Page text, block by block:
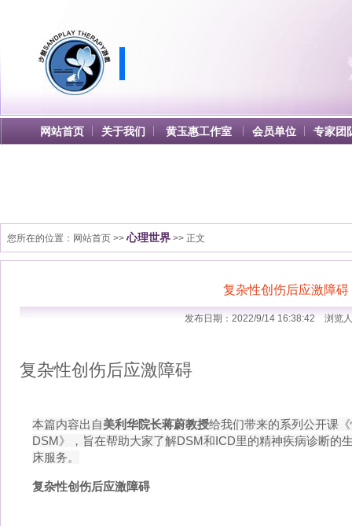
网站首页 关于我们 黄玉惠工作室 会员单位 专家团
您所在的位置： 网站首页 >> 心理世界 >> 正文
复杂性创伤后应激障碍
发布日期：2022/9/14 16:38:42 浏览
复杂性创伤后应激障碍
本篇内容出自美利华院长蒋蔚教授给我们带来的系列公开课
DSM》，旨在帮助大家了解DSM和ICD里的精神疾病诊断的
床服务。
复杂性创伤后应激障碍